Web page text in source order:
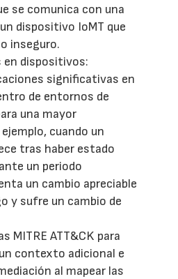
se comunica con una
dispositivo IoMT que
inseguro.
en dispositivos:
significativas en
de entornos de
una mayor
cuando un
tras haber estado
un periodo
un cambio apreciable
y sufre un cambio de
MITRE ATT&CK para
contexto adicional e
al mapear las